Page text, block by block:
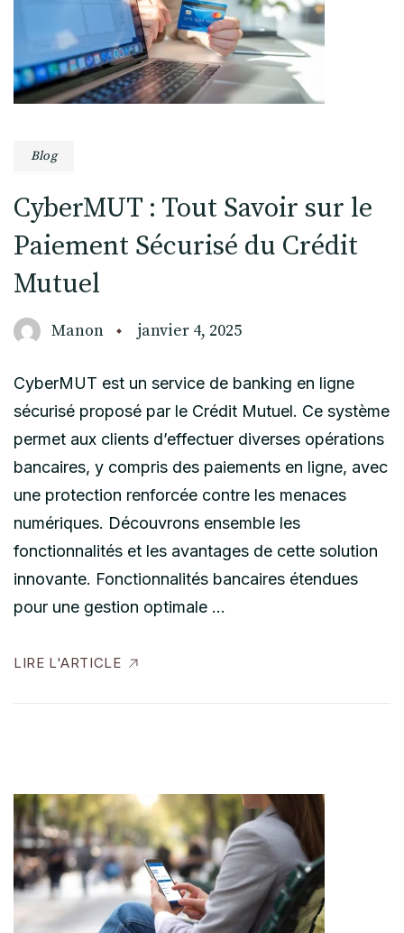
Blog
CyberMUT : Tout Savoir sur le
Paiement Sécurisé du Crédit
Mutuel
Manon janvier 4, 2025
CyberMUT est un service de banking en ligne
sécurisé proposé par le Crédit Mutuel. Ce système
permet aux clients d’effectuer diverses opérations
bancaires, y compris des paiements en ligne, avec
une protection renforcée contre les menaces
numériques. Découvrons ensemble les
fonctionnalités et les avantages de cette solution
innovante. Fonctionnalités bancaires étendues
pour une gestion optimale …
LIRE L'ARTICLE